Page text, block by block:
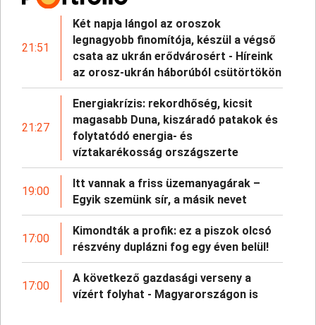
21:51
Két napja lángol az oroszok
legnagyobb finomítója, készül a végső
csata az ukrán erődvárosért - Híreink
az orosz-ukrán háborúból csütörtökön
21:27
Energiakrízis: rekordhőség, kicsit
magasabb Duna, kiszáradó patakok és
folytatódó energia- és
víztakarékosság országszerte
19:00
Itt vannak a friss üzemanyagárak –
Egyik szemünk sír, a másik nevet
17:00
Kimondták a profik: ez a piszok olcsó
részvény duplázni fog egy éven belül!
17:00
A következő gazdasági verseny a
vízért folyhat - Magyarországon is